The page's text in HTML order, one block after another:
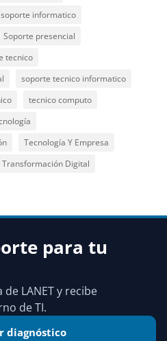
soporte informatico
Soporte presencial
tecnico
soporte tecnico informatico
tecnico computo
Tecnología Y Empresa
Transformación Digital
para tu
LANET y recibe
de TI.
diagnóstico